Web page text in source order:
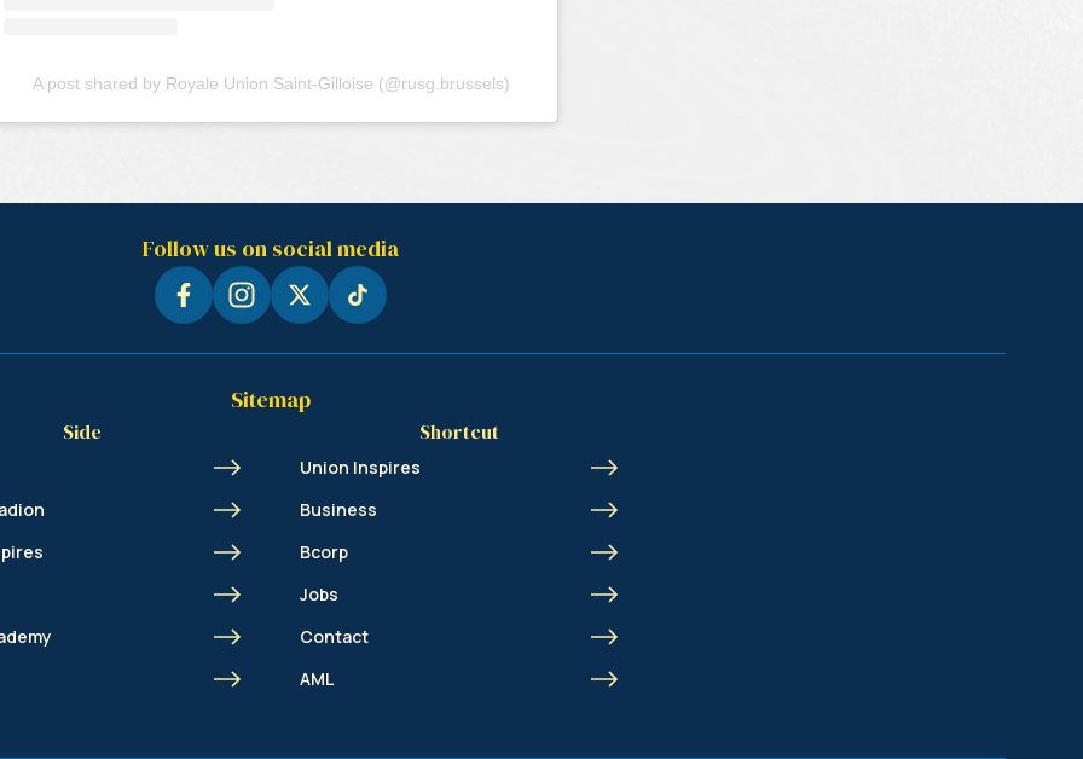
A post shared by Royale Union Saint-Gilloise (@rusg.brussels)
Follow us on social media
Sitemap
Side Shortcut
Union Inspires
Business
Bcorp
Jobs
Contact
AML